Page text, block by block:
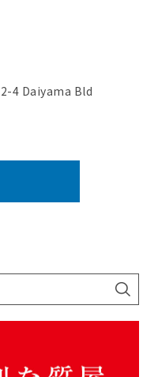
4 Daiyama Bld